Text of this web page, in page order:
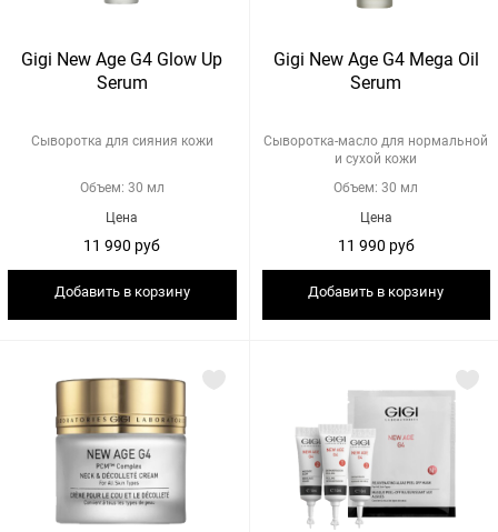
Gigi New Age G4 Glow Up
Serum
Сыворотка для сияния кожи
Объем: 30 мл
Цена
11 990 руб
Добавить в корзину
Gigi New Age G4 Mega Oil
Serum
Сыворотка-масло для нормальной
и сухой кожи
Объем: 30 мл
Цена
11 990 руб
Добавить в корзину